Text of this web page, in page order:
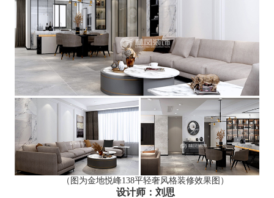
（图为金地悦峰138平轻奢风格装修效果图）
设计师：刘思